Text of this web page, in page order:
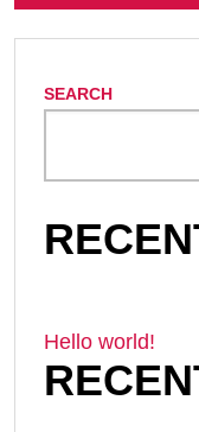
SEARCH
Hello world!